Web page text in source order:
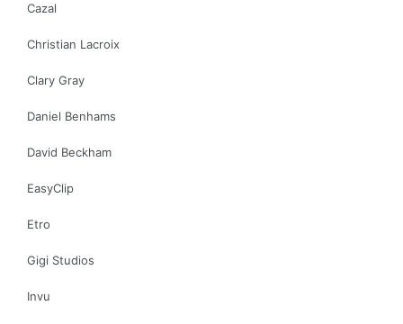
Cazal
Christian Lacroix
Clary Gray
Daniel Benhams
David Beckham
EasyClip
Etro
Gigi Studios
Invu